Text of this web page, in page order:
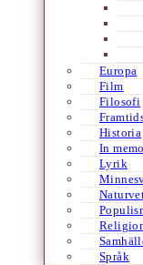
Europa
Film
Filosofi
Historia
In
Lyrik
Språk